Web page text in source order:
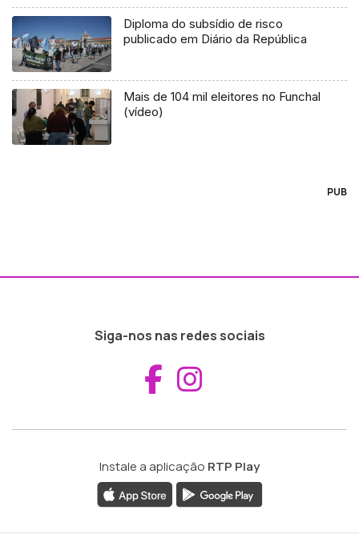
Diploma do subsídio de risco
publicado em Diário da República
Mais de 104 mil eleitores no Funchal
(vídeo)
PUB
Siga-nos nas redes sociais
Aceder ao
Instale a aplicação RTP Play